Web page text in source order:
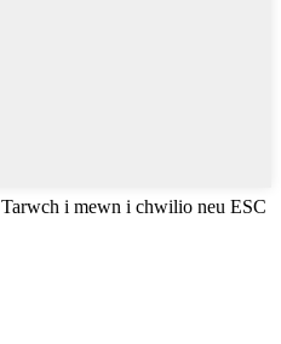
Tarwch i mewn i chwilio neu ESC